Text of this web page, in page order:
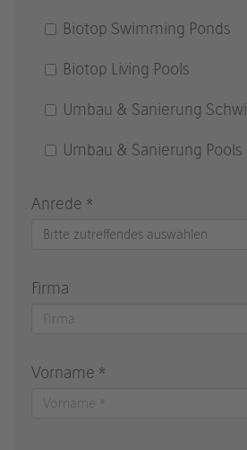
Biotop Swimming Ponds
Biotop Living Pools
Umbau & Sanierung
Umbau & Sanierung Pools
Anrede *
Bitte zutreffendes auswählen
Firma
Vorname *